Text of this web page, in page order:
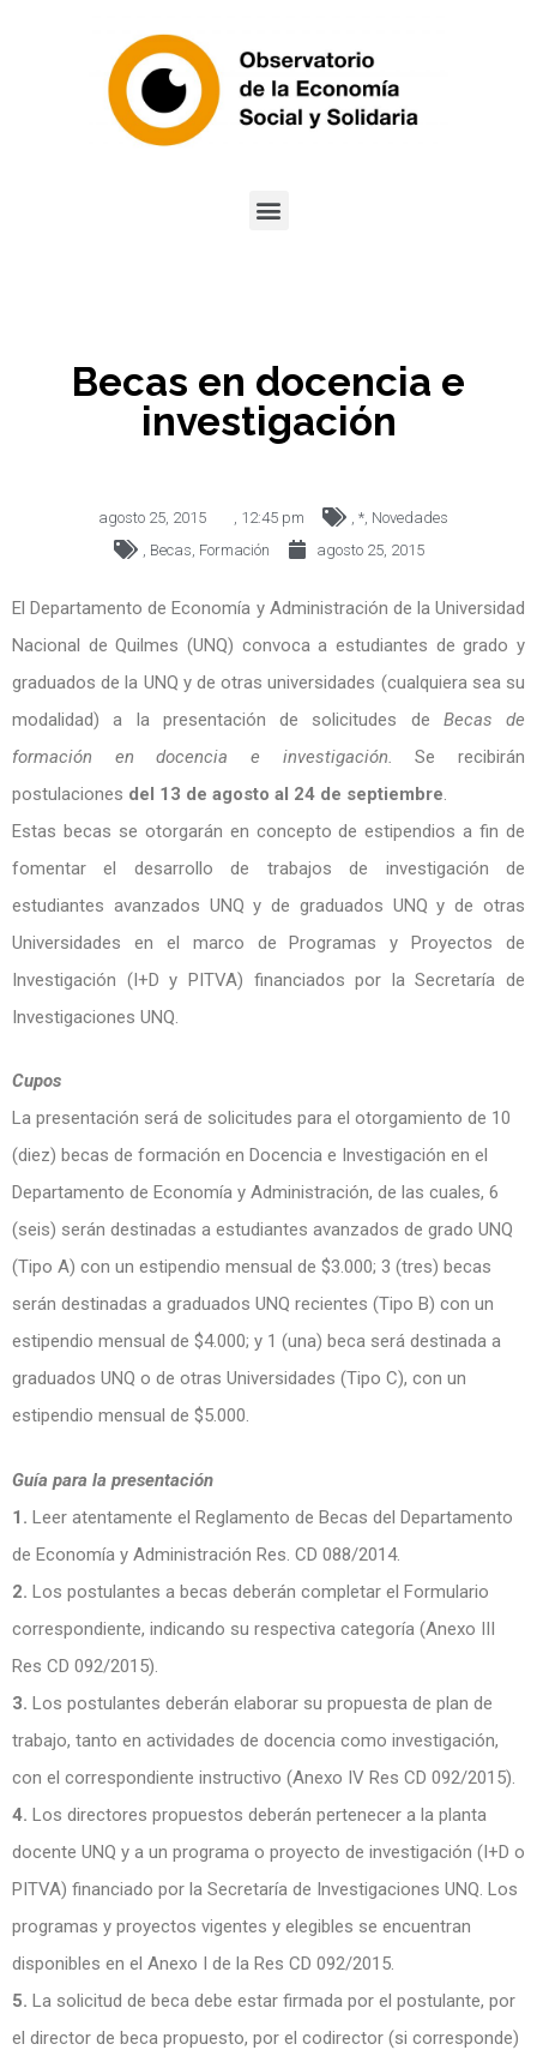
Becas en docencia e
investigación
agosto 25, 2015 12:45 pm * Novedades
Becas Formación agosto 25, 2015
El Departamento de Economía y Administración de la Universidad
Nacional de Quilmes (UNQ) convoca a estudiantes de grado y
graduados de la UNQ y de otras universidades (cualquiera sea su
modalidad) a la presentación de solicitudes de Becas de
formación en docencia e investigación.Se recibirán
postulaciones del 13 de agosto al 24 de septiembre.
Estas becas se otorgarán en concepto de estipendios a fin de
fomentar el desarrollo de trabajos de investigación de
estudiantes avanzados UNQ y de graduados UNQ y de otras
Universidades en el marco de Programas y Proyectos de
Investigación (I+D y PITVA) financiados por la Secretaría de
Investigaciones UNQ.
Cupos
La presentación será de solicitudes para el otorgamiento de 10
(diez) becas de formación en Docencia e Investigación en el
Departamento de Economía y Administración, de las cuales, 6
(seis) serán destinadas a estudiantes avanzados de grado UNQ
(Tipo A) con un estipendio mensual de $3.000; 3 (tres) becas
serán destinadas a graduados UNQ recientes (Tipo B) con un
estipendio mensual de $4.000; y 1 (una) beca será destinada a
graduados UNQ o de otras Universidades (Tipo C), con un
estipendio mensual de $5.000.
Guía para la presentación
1. Leer atentamente el Reglamento de Becas del Departamento
de Economía y Administración Res. CD 088/2014.
2. Los postulantes a becas deberán completar el Formulario
correspondiente, indicando su respectiva categoría (Anexo III
Res CD 092/2015).
3. Los postulantes deberán elaborar su propuesta de plan de
trabajo, tanto en actividades de docencia como investigación,
con el correspondiente instructivo (Anexo IV Res CD 092/2015).
4. Los directores propuestos deberán pertenecer a la planta
docente UNQ y a un programa o proyecto de investigación (I+D o
PITVA) financiado por la Secretaría de Investigaciones UNQ. Los
programas y proyectos vigentes y elegibles se encuentran
disponibles en el Anexo I de la Res CD 092/2015.
5. La solicitud de beca debe estar firmada por el postulante, por
el director de beca propuesto, por el codirector (si corresponde)